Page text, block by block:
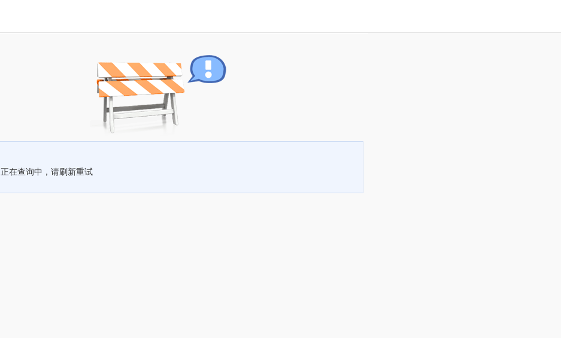
正在查询中，请刷新重试